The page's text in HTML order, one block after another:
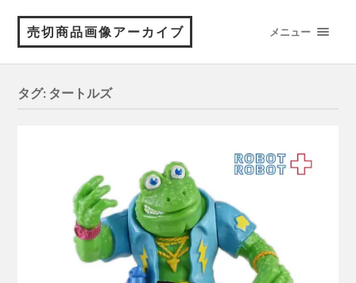
売切商品画像アーカイブ メニュー
タグ: タートルズ